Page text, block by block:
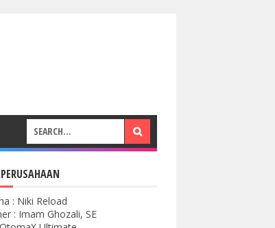
: Niki Reload
: Imam Ghozali, SE